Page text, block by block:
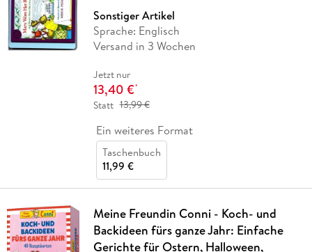
Sonstiger Artikel
Sprache: Englisch
Versand in 3 Wochen
Jetzt nur
13,40 €*
Statt 13,99 €
Ein weiteres Format
Taschenbuch
11,99 €
Meine Freundin Conni - Koch- und
Backideen fürs ganze Jahr: Einfache
Gerichte für Ostern, Halloween,